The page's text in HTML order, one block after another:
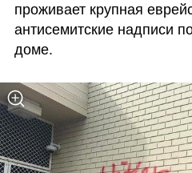
проживает крупная
антисемитские надписи
доме.